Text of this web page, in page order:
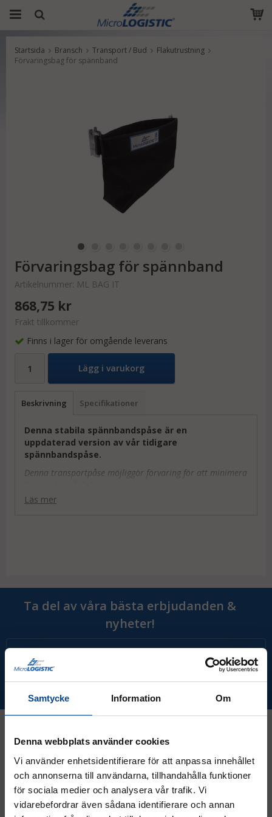
Samtycke Information Om
Denna webbplats använder cookies
Vi använder enhetsidentifierare för att anpassa innehållet
och annonserna till användarna, tillhandahålla funktioner
för sociala medier och analysera vår trafik. Vi
vidarebefordrar även sådana identifierare och annan
Produkten har blivit tillagd i varukorgen
Startsida Bransch Transport / Bud
Flakutrustning
Förvaringsbag för spännband
Förvaringsbag för spännband
Artikelnummer: ML BAG IT
868,75 kr
Frakt tillkommer
Finns i lager för omgående leverans
Lägg i varukorg
Beskrivning Specifikationer
Denna stabila spännbandspåse är en
uppdaterad version av vår tidigare
spännbandspåse.
Denna transportpåse möjliggör förvaring för att minimera
Påsen gör det lätt att hålla ordning och reda på flaket
Läs mer
Ta del av våra bästa erbjudanden &
nyheter!
Prenumerera
Kontakt
08 - 544 401 50